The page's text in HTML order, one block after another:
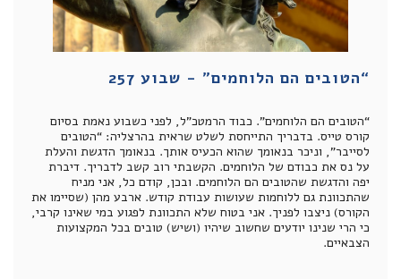
“הטובים הם הלוחמים” - שבוע 257
“הטובים הם הלוחמים”. כבוד הרמטכ”ל, לפני כשבוע נאמת בסיום
קורס טייס. בדבריך התייחסת לשלט שראית בהרצליה: “הטובים
לסייבר”, וניכר בנאומך שהוא הכעיס אותך. בנאומך הדגשת והעלת
על נס את כבודם של הלוחמים. הקשבתי רוב קשב לדבריך. דיברת
יפה והדגשת שהטובים הם הלוחמים. ובכן, קודם כל, אני מניח
שהתכוונת גם ללוחמות שעושות עבודת קודש. ארבע מהן (שסיימו את
הקורס) ניצבו לפניך. אני בטוח שלא התכוונת לפגוע במי שאינו קרבי,
כי הרי שנינו יודעים שחשוב שיהיו (ושיש) טובים בכל המקצועות
הצבאיים.